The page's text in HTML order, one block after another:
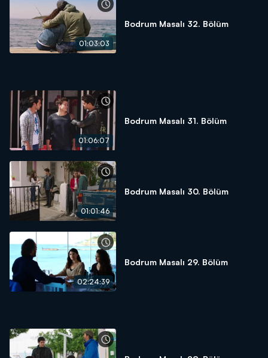
01:03:03
Bodrum Masalı 32. Bölüm
01:06:07
Bodrum Masalı 31. Bölüm
01:01:46
Bodrum Masalı 30. Bölüm
02:24:39
Bodrum Masalı 29. Bölüm